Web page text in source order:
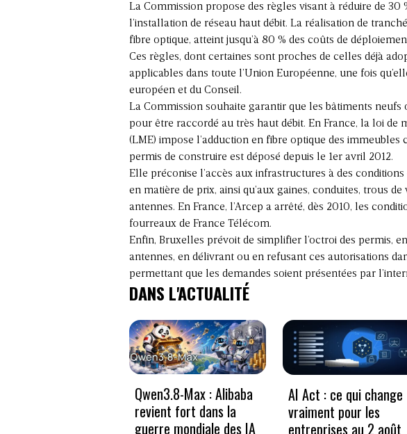
La Commission propose des règles visant à réduire de 30
l’installation de réseau haut débit. La réalisation de
fibre optique, atteint jusqu’à 80 % des coûts de
Ces règles, dont certaines sont proches de celles déjà
applicables dans toute l’Union Européenne, une fois
européen et du Conseil.
La Commission souhaite garantir que les bâtiments neufs
pour être raccordé au très haut débit. En France, la loi de
(LME) impose l’adduction en fibre optique des
permis de construire est déposé depuis le 1er avril 2012.
Elle préconise l’accès aux infrastructures à des
en matière de prix, ainsi qu’aux gaines, conduites, trous
antennes. En France, l’Arcep a arrêté, dès 2010, les
fourreaux de France Télécom.
Enfin, Bruxelles prévoit de simplifier l’octroi des permis,
antennes, en délivrant ou en refusant ces autorisations
permettant que les demandes soient présentées par
DANS L'ACTUALITÉ
Qwen3.8-Max : Alibaba
revient fort dans la
guerre mondiale des IA
AI Act : ce qui change
vraiment pour les
entreprises au 2 août